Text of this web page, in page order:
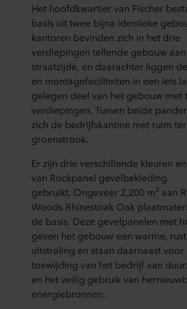
Het hoofdkwartier van Fischer
basis uit twee bijna identieke
kantoren bevinden zich in het drie
verdiepingen tellende gebouw
straatzijde, en daarachter liggen de
en montagefaciliteiten in een iets
gelegen deel van het gebouw met
verdiepingen. Tussen beide
zich de bedrijfskantine met ruim
groenstrook.
Er zijn drie verschillende kleuren
van Rockpanel gevelbekleding
gebruikt. Ongeveer 2,200 m² aan
Woods Rhinestoak Oak
de basis. Deze gevelpanelen met
geven het gebouw een warme,
uitstraling en staan daarnaast voor
toewijding van het bedrijf aan
en het veilig gebruik van
energiebronnen.